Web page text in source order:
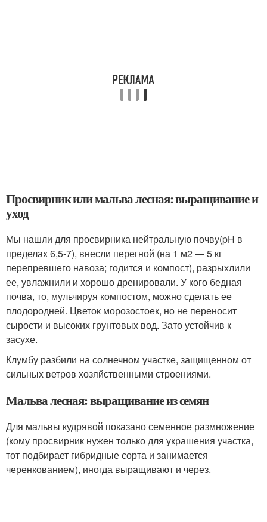
Просвирник или мальва лесная: выращивание и
уход
Мы нашли для просвирника нейтральную почву(pH в
пределах 6,5-7), внесли перегной (на 1 м2 — 5 кг
перепревшего навоза; годится и компост), разрыхлили
ее, увлажнили и хорошо дренировали. У кого бедная
почва, то, мульчируя компостом, можно сделать ее
плодородней. Цветок морозостоек, но не переносит
сырости и высоких грунтовых вод. Зато устойчив к
засухе.
Клумбу разбили на солнечном участке, защищенном от
сильных ветров хозяйственными строениями.
Мальва лесная: выращивание из семян
Для мальвы кудрявой показано семенное размножение
(кому просвирник нужен только для украшения участка,
тот подбирает гибридные сорта и занимается
черенкованием), иногда выращивают и через.